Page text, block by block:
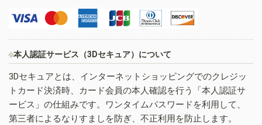
本人認証サービス（3Dセキュア）について
3Dセキュアとは、インターネットショッピングでのクレジッ
トカード決済時、カード会員の本人確認を行う「本人認証サ
ービス」の仕組みです。ワンタイムパスワードを利用して、
第三者によるなりすましを防ぎ、不正利用を防止します。